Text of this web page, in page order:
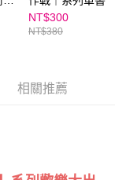
NT$300
NT$380
相關推薦